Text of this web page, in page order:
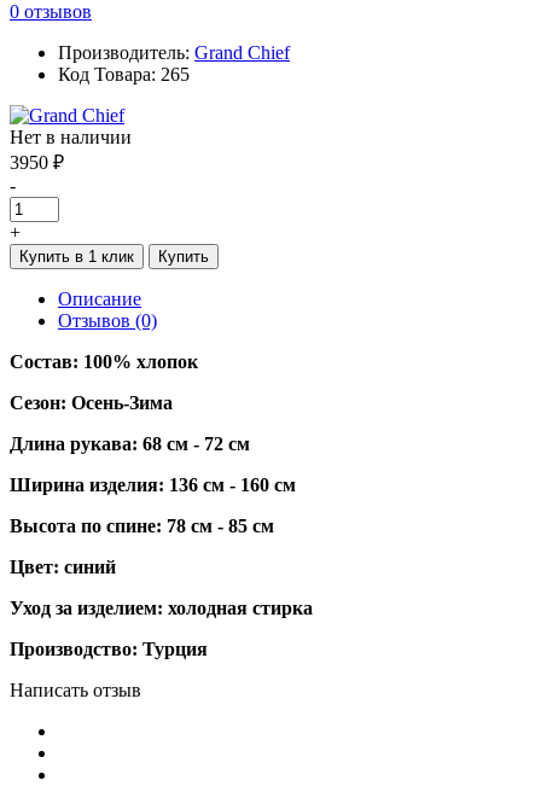
0 отзывов
Производитель: Grand Chief
Код Товара: 265
Нет в наличии
3950 ₽
-
+
Купить в 1 клик Купить
Описание
Отзывов (0)
Состав: 100% хлопок
Сезон: Осень-Зима
Длина рукава: 68 см - 72 см
Ширина изделия: 136 см - 160 см
Высота по спине: 78 см - 85 см
Цвет: синий
Уход за изделием: холодная стирка
Производство: Турция
Написать отзыв